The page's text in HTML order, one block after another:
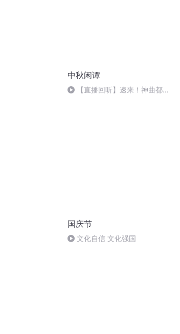
中秋闲谭
【直播回听】速来！神曲都会
国庆节
文化自信 文化强国